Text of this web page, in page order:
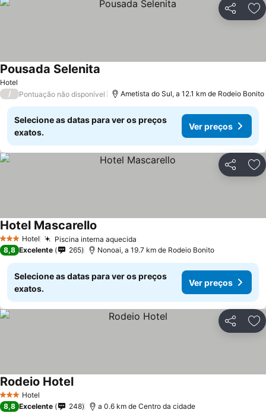
Partilhar
Hotel
Pousada Selenita
/ Pontuação não disponível Ametista do Sul, a 12.1 km de Rodeio Bonito
Selecione as datas para ver os preços
exatos.
Ver preços
Partilhar
3 EstrelasHotel Piscina interna aquecida
Hotel Mascarello
8,8 Excelente 265 Nonoai, a 19.7 km de Rodeio Bonito
Selecione as datas para ver os preços
exatos.
Ver preços
Partilhar
3 EstrelasHotel
Rodeio Hotel
8,8 Excelente 248 a 0.6 km de Centro da cidade